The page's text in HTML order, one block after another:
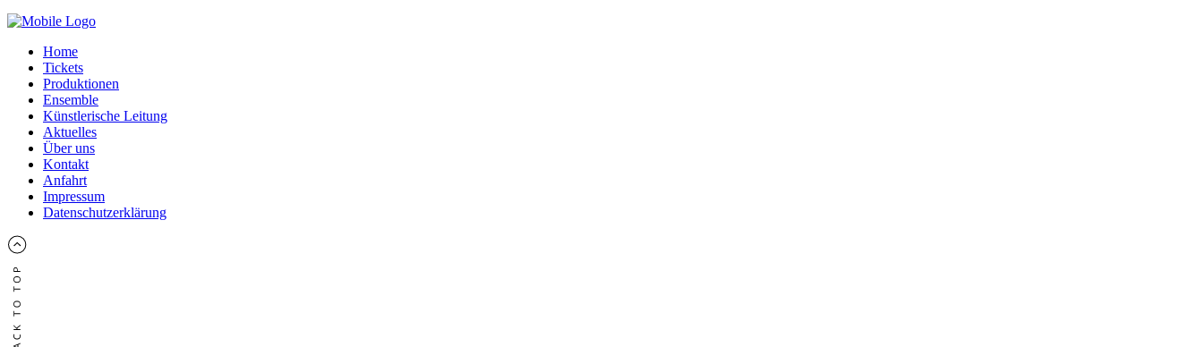
Home
Tickets
Produktionen
Ensemble
Künstlerische Leitung
Aktuelles
Über uns
Kontakt
Anfahrt
Impressum
Datenschutzerklärung